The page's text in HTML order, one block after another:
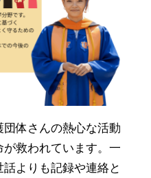
体さんの熱心な活動
救われています。一
よりも記録や連絡と